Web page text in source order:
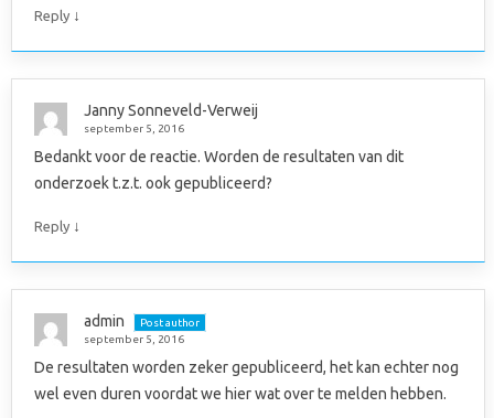
Reply ↓
Janny Sonneveld-Verweij
september 5, 2016
Bedankt voor de reactie. Worden de resultaten van dit
onderzoek t.z.t. ook gepubliceerd?
Reply ↓
admin
Post author
september 5, 2016
De resultaten worden zeker gepubliceerd, het kan echter nog
wel even duren voordat we hier wat over te melden hebben.